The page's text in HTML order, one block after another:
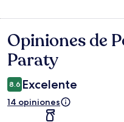
Opiniones
Opiniones de
Paraty
8.6 Excelente
14 opiniones